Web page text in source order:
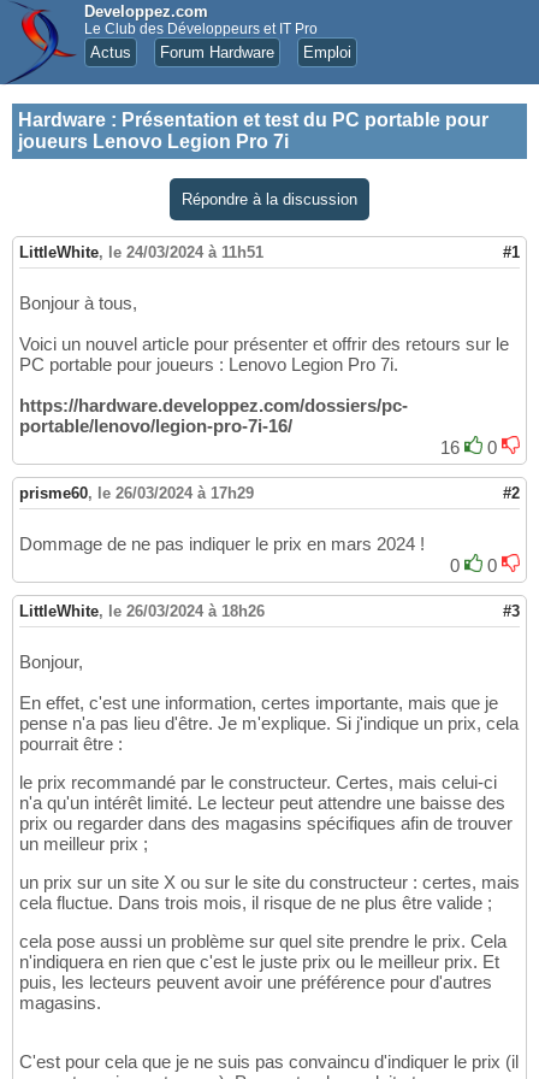
Developpez.com
Le Club des Développeurs et IT Pro
Actus Forum Hardware Emploi
Hardware : Présentation et test du PC portable pour
joueurs Lenovo Legion Pro 7i
Répondre à la discussion
LittleWhite, le 24/03/2024 à 11h51 #1
Bonjour à tous,
Voici un nouvel article pour présenter et offrir des retours sur le
PC portable pour joueurs : Lenovo Legion Pro 7i.
https://hardware.developpez.com/dossiers/pc-
portable/lenovo/legion-pro-7i-16/
16
0
prisme60, le 26/03/2024 à 17h29 #2
Dommage de ne pas indiquer le prix en mars 2024 !
0
0
LittleWhite, le 26/03/2024 à 18h26 #3
Bonjour,
En effet, c'est une information, certes importante, mais que je
pense n'a pas lieu d'être. Je m'explique. Si j'indique un prix, cela
pourrait être :
le prix recommandé par le constructeur. Certes, mais celui-ci
n'a qu'un intérêt limité. Le lecteur peut attendre une baisse des
prix ou regarder dans des magasins spécifiques afin de trouver
un meilleur prix ;
un prix sur un site X ou sur le site du constructeur : certes, mais
cela fluctue. Dans trois mois, il risque de ne plus être valide ;
cela pose aussi un problème sur quel site prendre le prix. Cela
n'indiquera en rien que c'est le juste prix ou le meilleur prix. Et
puis, les lecteurs peuvent avoir une préférence pour d'autres
magasins.
C'est pour cela que je ne suis pas convaincu d'indiquer le prix (il